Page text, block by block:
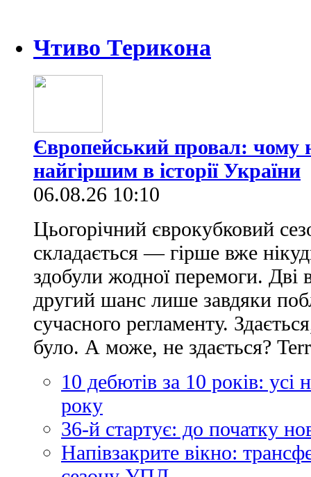
Чтиво Терикона
Європейський провал: чому
найгіршим в історії України
06.08.26 10:10
Цьогорічний єврокубковий
складається — гірше вже
здобули жодної перемоги.
другий шанс лише завдяки
сучасного регламенту.
було. А може, не здається?
10 дебютів за 10 років:
року
36-й стартує: до початку
Напівзакрите вікно: